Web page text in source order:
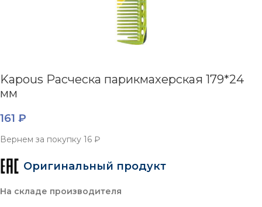
Kapous Расческа парикмахерская 179*24
мм
161 ₽
Вернем за покупку 16 ₽
Оригинальный продукт
На складе производителя